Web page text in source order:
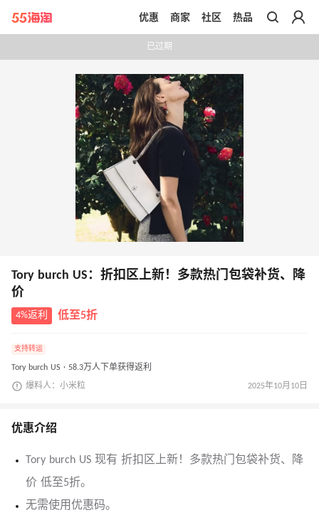
带你去官网买正品
优惠 商家 社区 热品
已过期
Tory burch US：折扣区上新！多款热门包袋补货、降
价
4%返利 低至5折
支持转运
Tory burch US · 58.3万人下单获得返利
爆料人：小米粒 2025年10月10日
优惠介绍
Tory burch US 现有 折扣区上新！多款热门包袋补货、降
价 低至5折。
无需使用优惠码。